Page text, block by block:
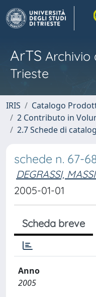
ArTS Archivio
Trieste
IRIS
Catalogo
2 Contributo in
2.7 Schede di
schede n. 67-
DEGRASSI,
2005-01-01
Scheda breve
Anno
2005